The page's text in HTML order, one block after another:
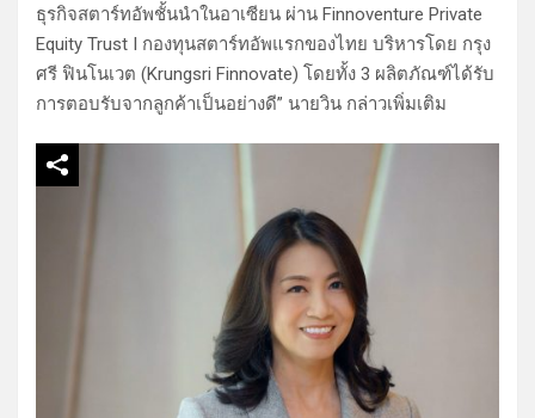
ธุรกิจสตาร์ทอัพชั้นนำในอาเซียน ผ่าน Finnoventure Private
Equity Trust I กองทุนสตาร์ทอัพแรกของไทย บริหารโดย กรุง
ศรี ฟินโนเวต (Krungsri Finnovate) โดยทั้ง 3 ผลิตภัณฑ์ได้รับ
การตอบรับจากลูกค้าเป็นอย่างดี” นายวิน กล่าวเพิ่มเติม